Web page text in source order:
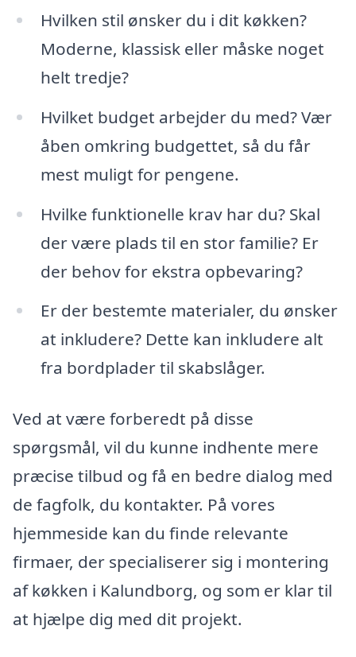
Hvilken stil ønsker du i dit køkken?
Moderne, klassisk eller måske noget
helt tredje?
Hvilket budget arbejder du med? Vær
åben omkring budgettet, så du får
mest muligt for pengene.
Hvilke funktionelle krav har du? Skal
der være plads til en stor familie? Er
der behov for ekstra opbevaring?
Er der bestemte materialer, du ønsker
at inkludere? Dette kan inkludere alt
fra bordplader til skabslåger.
Ved at være forberedt på disse
spørgsmål, vil du kunne indhente mere
præcise tilbud og få en bedre dialog med
de fagfolk, du kontakter. På vores
hjemmeside kan du finde relevante
firmaer, der specialiserer sig i montering
af køkken i Kalundborg, og som er klar til
at hjælpe dig med dit projekt.